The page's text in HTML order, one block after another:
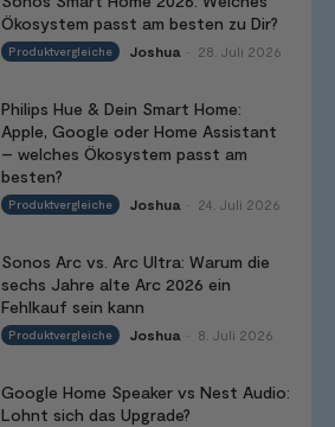
Ökosystem passt am besten zu Dir?
Produktvergleiche Joshua 28. Juli 2026
Philips Hue & Dein Smart Home:
Apple, Google oder Home Assistant
– welches Ökosystem passt am
besten?
Produktvergleiche Joshua 24. Juli 2026
Sonos Arc vs. Arc Ultra: Warum die
sechs Jahre alte Arc 2026 ein
Fehlkauf sein kann
Produktvergleiche Joshua 8. Juli 2026
Google Home Speaker vs Nest Audio:
Lohnt sich das Upgrade?